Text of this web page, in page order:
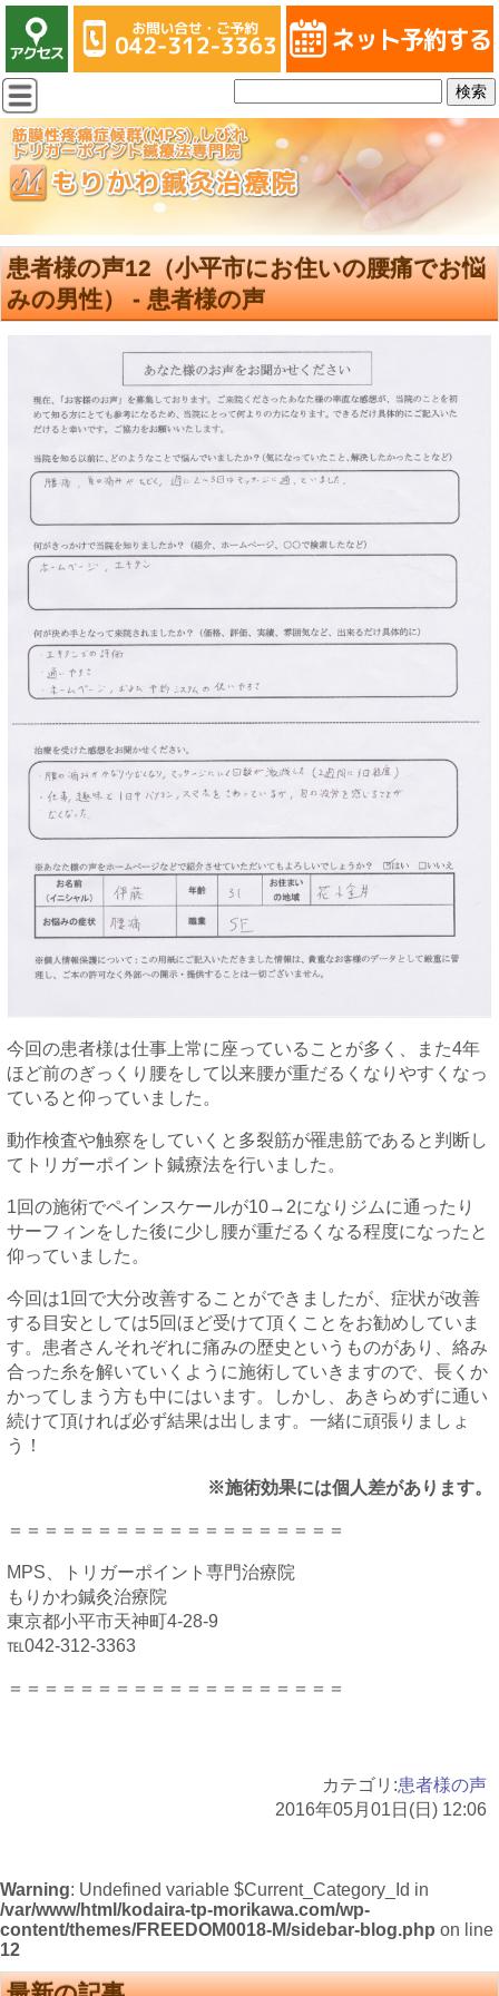
患者様の声12（小平市にお住いの腰痛でお悩
みの男性） - 患者様の声
今回の患者様は仕事上常に座っていることが多く、また4年
ほど前のぎっくり腰をして以来腰が重だるくなりやすくなっ
ていると仰っていました。
動作検査や触察をしていくと多裂筋が罹患筋であると判断し
てトリガーポイント鍼療法を行いました。
1回の施術でペインスケールが10→2になりジムに通ったり
サーフィンをした後に少し腰が重だるくなる程度になったと
仰っていました。
今回は1回で大分改善することができましたが、症状が改善
する目安としては5回ほど受けて頂くことをお勧めしていま
す。患者さんそれぞれに痛みの歴史というものがあり、絡み
合った糸を解いていくように施術していきますので、長くか
かってしまう方も中にはいます。しかし、あきらめずに通い
続けて頂ければ必ず結果は出します。一緒に頑張りましょ
う！
※施術効果には個人差があります。
＝＝＝＝＝＝＝＝＝＝＝＝＝＝＝＝＝＝＝
MPS、トリガーポイント専門治療院
もりかわ鍼灸治療院
東京都小平市天神町4-28-9
℡042-312-3363
＝＝＝＝＝＝＝＝＝＝＝＝＝＝＝＝＝＝＝
カテゴリ:患者様の声
2016年05月01日(日) 12:06
Warning: Undefined variable $Current_Category_Id in
/var/www/html/kodaira-tp-morikawa.com/wp-
content/themes/FREEDOM0018-M/sidebar-blog.php on line
12